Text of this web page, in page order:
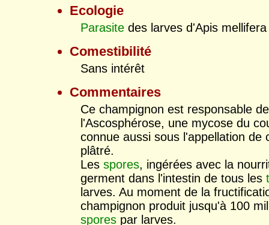
Ecologie
Parasite des larves d'Apis mellifera
Comestibilité
Sans intérêt
Commentaires
Ce champignon est responsable de
l'Ascosphérose, une mycose du
connue aussi sous l'appellation de
plâtré.
Lesspores, ingérées avec la
germent dans l'intestin de tous les
larves. Au moment de la
champignon produit jusqu'à 100
spores par larves.